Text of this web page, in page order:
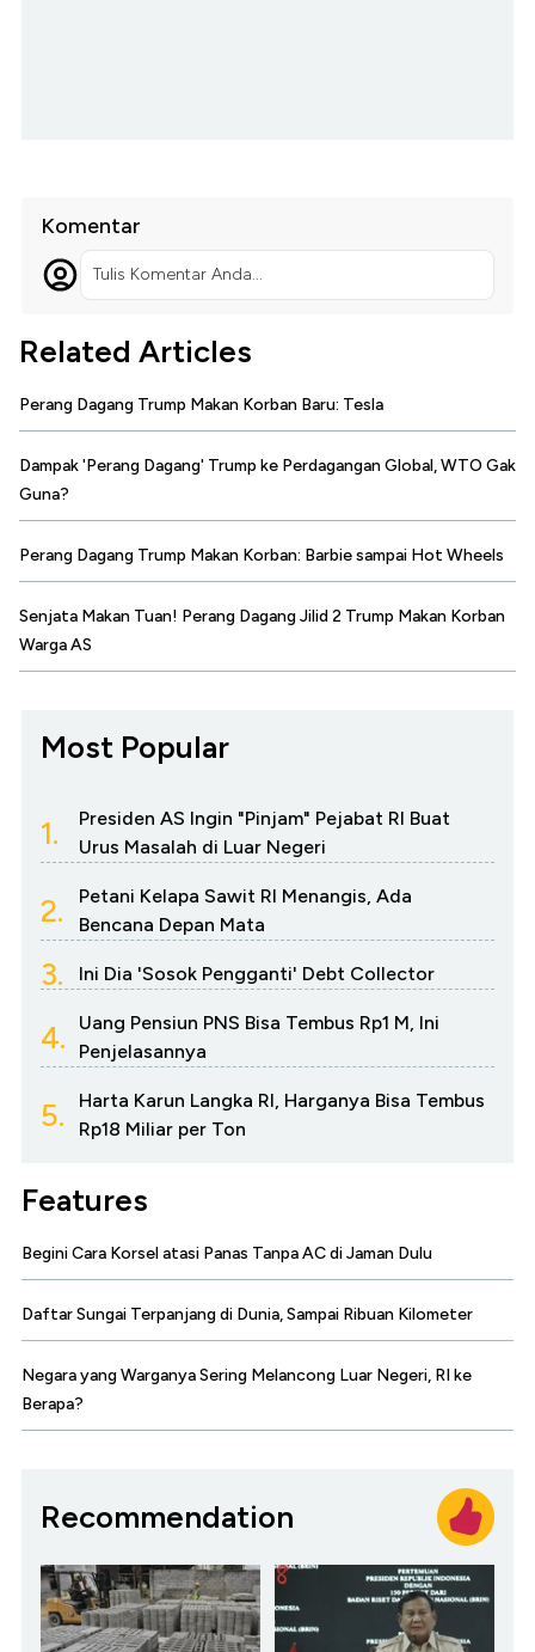
Komentar
Tulis Komentar Anda...
Related Articles
Perang Dagang Trump Makan Korban Baru: Tesla
Dampak 'Perang Dagang' Trump ke Perdagangan Global, WTO Gak
Guna?
Perang Dagang Trump Makan Korban: Barbie sampai Hot Wheels
Senjata Makan Tuan! Perang Dagang Jilid 2 Trump Makan Korban
Warga AS
Most Popular
1.
Presiden AS Ingin "Pinjam" Pejabat RI Buat
Urus Masalah di Luar Negeri
2.
Petani Kelapa Sawit RI Menangis, Ada
Bencana Depan Mata
3. Ini Dia 'Sosok Pengganti' Debt Collector
4.
Uang Pensiun PNS Bisa Tembus Rp1 M, Ini
Penjelasannya
5.
Harta Karun Langka RI, Harganya Bisa Tembus
Rp18 Miliar per Ton
Features
Begini Cara Korsel atasi Panas Tanpa AC di Jaman Dulu
Daftar Sungai Terpanjang di Dunia, Sampai Ribuan Kilometer
Negara yang Warganya Sering Melancong Luar Negeri, RI ke
Berapa?
Recommendation